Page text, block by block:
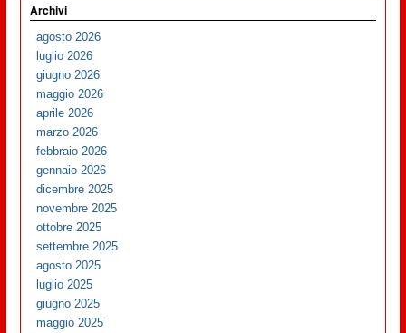
Archivi
agosto 2026
luglio 2026
giugno 2026
maggio 2026
aprile 2026
marzo 2026
febbraio 2026
gennaio 2026
dicembre 2025
novembre 2025
ottobre 2025
settembre 2025
agosto 2025
luglio 2025
giugno 2025
maggio 2025